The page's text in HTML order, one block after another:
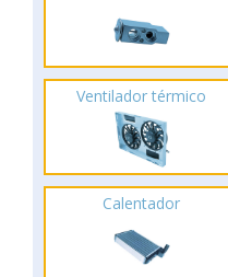
Ventilador térmico
Calentador